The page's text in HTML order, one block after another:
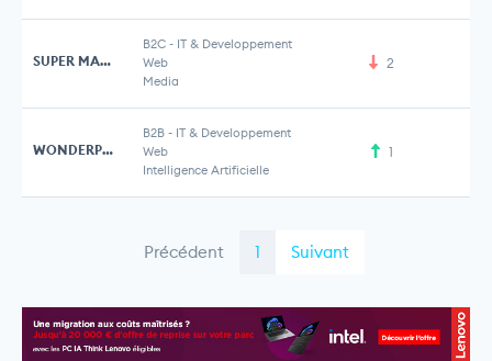
SUPER MAMAS
B2C - IT & Developpement
Web
Media
2
WONDERPOD
B2B - IT & Developpement
Web
Intelligence Artificielle
1
Précédent 1 Suivant